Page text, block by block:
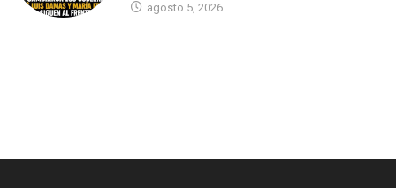
agosto 5, 2026